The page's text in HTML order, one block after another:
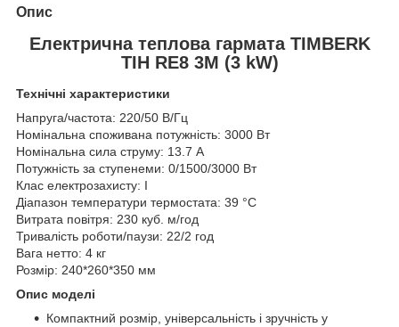
Опис
Електрична теплова гармата TIMBERK
TIH RE8 3M (3 kW)
Технічні характеристики
Напруга/частота: 220/50 В/Гц
Номінальна споживана потужність: 3000 Вт
Номінальна сила струму: 13.7 А
Потужність за ступенеми: 0/1500/3000 Вт
Клас електрозахисту: I
Діапазон температури термостата: 39 °C
Витрата повітря: 230 куб. м/год
Тривалість роботи/паузи: 22/2 год
Вага нетто: 4 кг
Розмір: 240*260*350 мм
Опис моделі
Компактний розмір, універсальність і зручність у